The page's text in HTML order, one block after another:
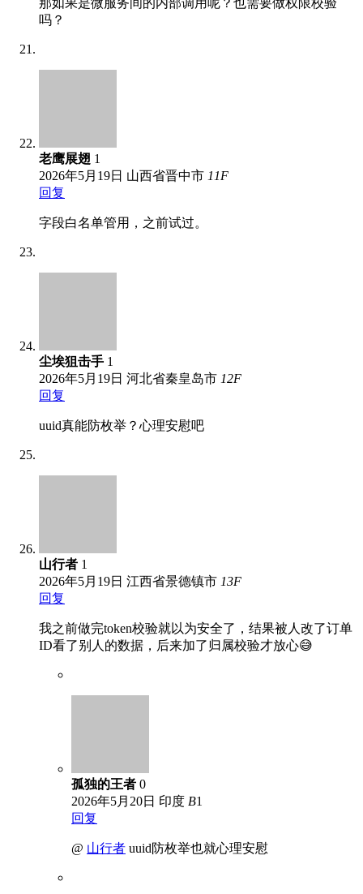
那如果是微服务间的内部调用呢？也需要做权限校验
吗？
老鹰展翅 1
2026年5月19日 山西省晋中市 11F
回复
字段白名单管用，之前试过。
尘埃狙击手 1
2026年5月19日 河北省秦皇岛市 12F
回复
uuid真能防枚举？心理安慰吧
山行者 1
2026年5月19日 江西省景德镇市 13F
回复
我之前做完token校验就以为安全了，结果被人改了订单
ID看了别人的数据，后来加了归属校验才放心😅
孤独的王者 0
2026年5月20日 印度 B1
回复
@ 山行者 uuid防枚举也就心理安慰